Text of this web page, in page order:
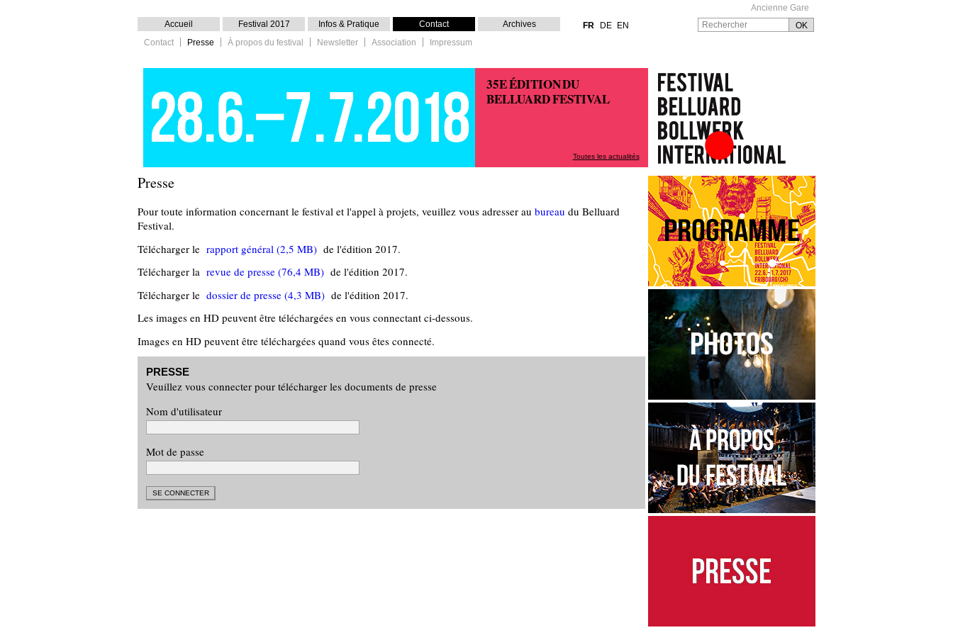
Festival Belluard
Bollwerk International
35E ÉDITION DU
BELLUARD FESTIVAL
Toutes les actualités
Presse
Pour toute information concernant le festival et l'appel à projets, veuillez vous adresser au bureau du Belluard
Festival.
Télécharger le rapport général (2,5 MB) de l'édition 2017.
Télécharger la revue de presse (76,4 MB) de l'édition 2017.
Télécharger le dossier de presse (4,3 MB) de l'édition 2017.
Les images en HD peuvent être téléchargées en vous connectant ci-dessous.
Images en HD peuvent être téléchargées quand vous êtes connecté.
PRESSE
Veuillez vous connecter pour télécharger les documents de presse
Nom d'utilisateur
Mot de passe
Accueil Festival 2017 Infos & Pratique
Contact
Contact
Presse À propos du festival Newsletter Association Impressum
Archives FR DE EN
Ancienne Gare